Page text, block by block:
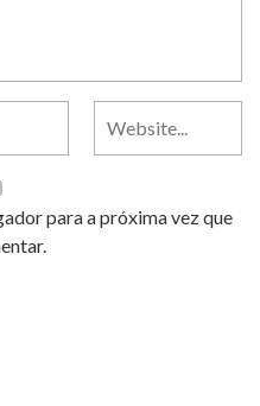
para a próxima vez que